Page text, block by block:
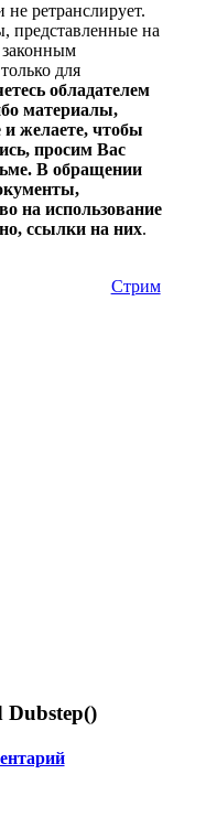
ретранслирует.
представленные на
для
обладателем
материалы,
и желаете, чтобы
просим Вас
В обращении
на использование
ссылки на них.
Стрим
)